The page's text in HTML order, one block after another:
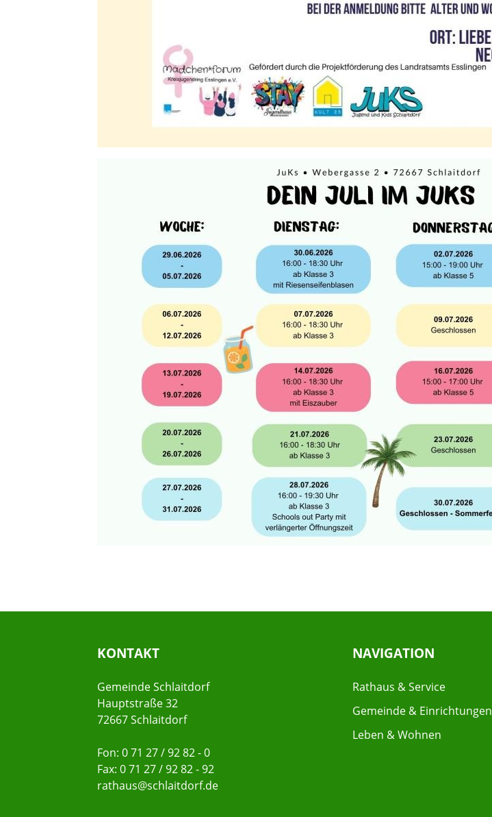
KONTAKT
Gemeinde Schlaitdorf
Hauptstraße 32
72667 Schlaitdorf
Fon: 0 71 27 / 92 82 - 0
Fax: 0 71 27 / 92 82 - 92
rathaus@schlaitdorf.de
NAVIGATION
Rathaus & Service
Gemeinde & Einrichtungen
Leben & Wohnen